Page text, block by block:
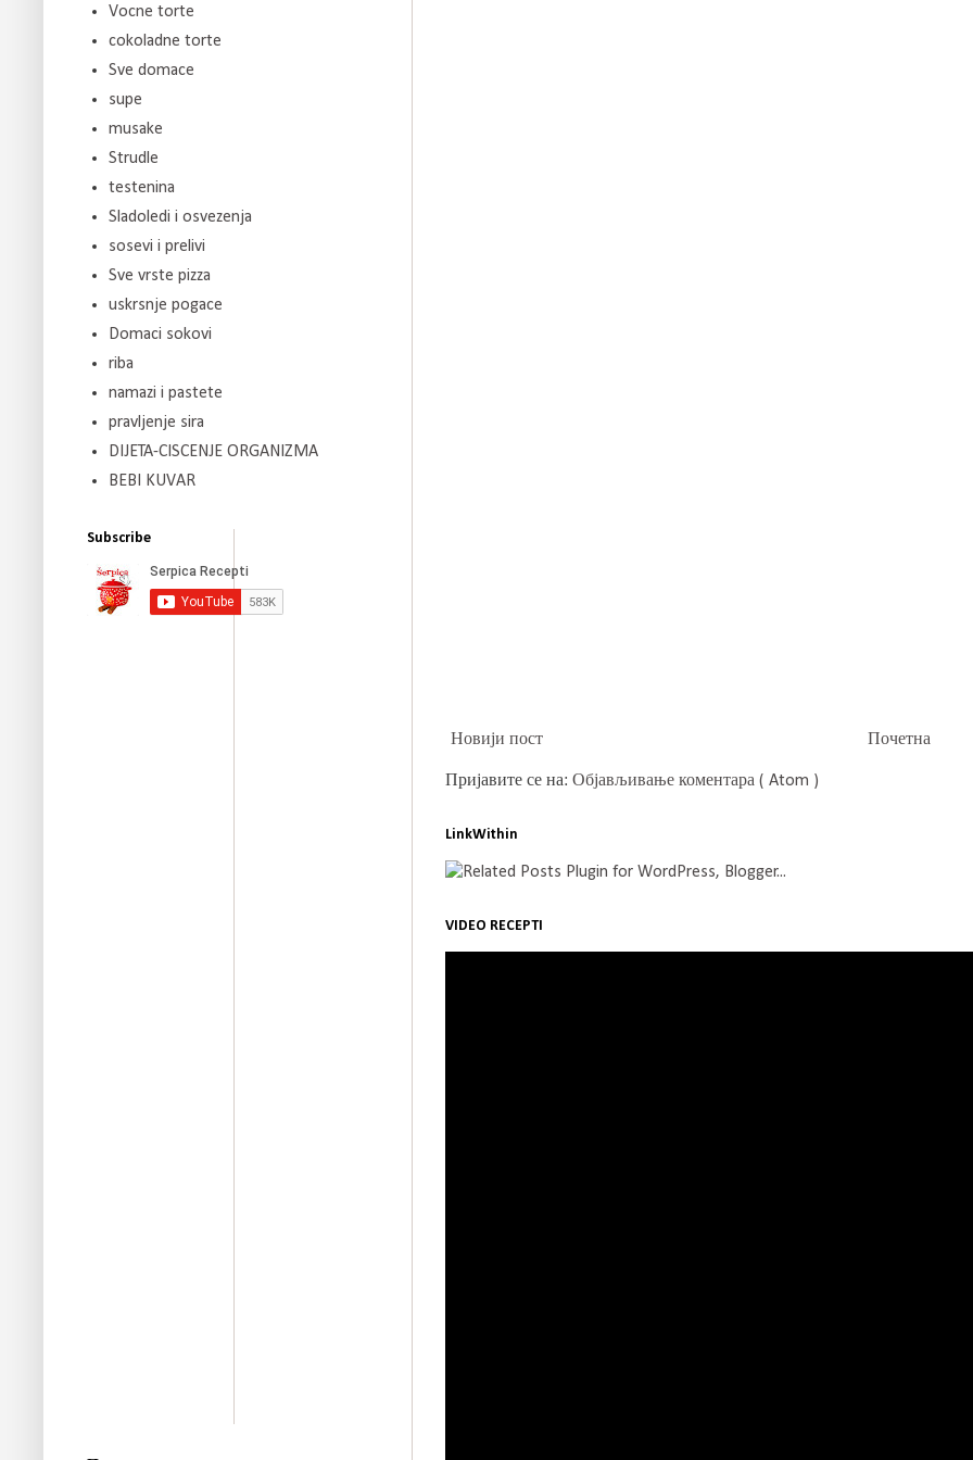
Новији пост Почетна
Пријавите се на: Објављивање коментара ( Atom )
LinkWithin
VIDEO RECEPTI
Vocne torte
cokoladne torte
Sve domace
supe
musake
Strudle
testenina
Sladoledi i osvezenja
sosevi i prelivi
Sve vrste pizza
uskrsnje pogace
Domaci sokovi
riba
namazi i pastete
pravljenje sira
DIJETA-CISCENJE ORGANIZMA
BEBI KUVAR
Subscribe